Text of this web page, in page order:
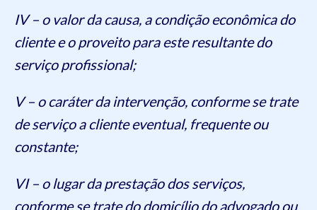
IV – o valor da causa, a condição econômica do
cliente e o proveito para este resultante do
serviço profissional;
V – o caráter da intervenção, conforme se trate
de serviço a cliente eventual, frequente ou
constante;
VI – o lugar da prestação dos serviços,
conforme se trate do domicílio do advogado ou